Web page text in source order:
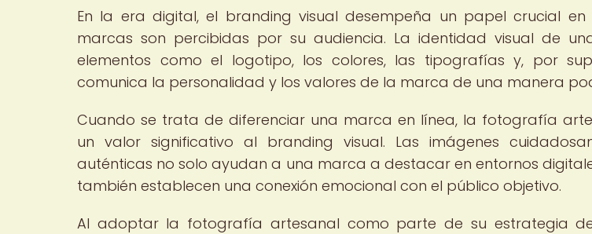
En la era digital, el branding visual desempeña un papel crucial
marcas son percibidas por su audiencia. La identidad visual de
elementos como el logotipo, los colores, las tipografías y, por
comunica la personalidad y los valores de la marca de una manera
Cuando se trata de diferenciar una marca en línea, la fotografía
un valor significativo al branding visual. Las imágenes
auténticas no solo ayudan a una marca a destacar en entornos
también establecen una conexión emocional con el público objetivo.
Al adoptar la fotografía artesanal como parte de su estrategia